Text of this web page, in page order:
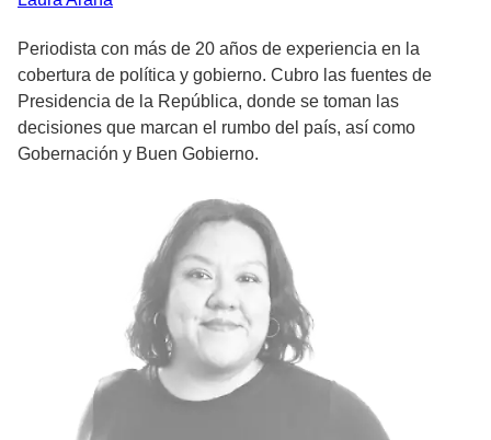
Periodista con más de 20 años de experiencia en la
cobertura de política y gobierno. Cubro las fuentes de
Presidencia de la República, donde se toman las
decisiones que marcan el rumbo del país, así como
Gobernación y Buen Gobierno.